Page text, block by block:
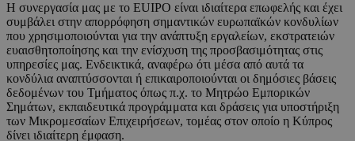
Η συνεργασία μας με το EUIPO είναι ιδιαίτερα επωφελής και έχει
συμβάλει στην απορρόφηση σημαντικών ευρωπαϊκών κονδυλίων
που χρησιμοποιούνται για την ανάπτυξη εργαλείων, εκστρατειών
ευαισθητοποίησης και την ενίσχυση της προσβασιμότητας στις
υπηρεσίες μας. Ενδεικτικά, αναφέρω ότι μέσα από αυτά τα
κονδύλια αναπτύσσονται ή επικαιροποιούνται οι δημόσιες βάσεις
δεδομένων του Τμήματος όπως π.χ. το Μητρώο Εμπορικών
Σημάτων, εκπαιδευτικά προγράμματα και δράσεις για υποστήριξη
των Μικρομεσαίων Επιχειρήσεων, τομέας στον οποίο η Κύπρος
δίνει ιδιαίτερη έμφαση.